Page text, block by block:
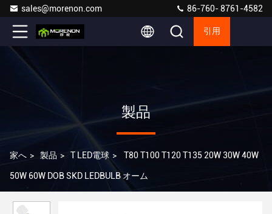
sales@morenon.com 86-760- 8761-4582
引用
製品
家へ > 製品 > T LED電球 > T80 T100 T120 T135 20W 30W 40W
50W 60W DOB SKD LEDBULB オーム